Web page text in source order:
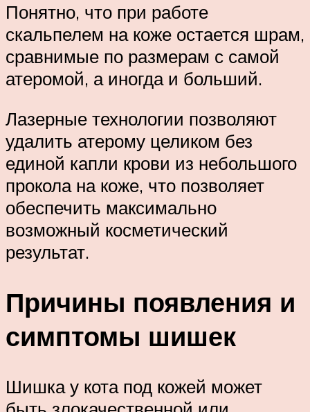
Понятно, что при работе
скальпелем на коже остается шрам,
сравнимые по размерам с самой
атеромой, а иногда и больший.
Лазерные технологии позволяют
удалить атерому целиком без
единой капли крови из небольшого
прокола на коже, что позволяет
обеспечить максимально
возможный косметический
результат.
Причины появления и
симптомы шишек
Шишка у кота под кожей может